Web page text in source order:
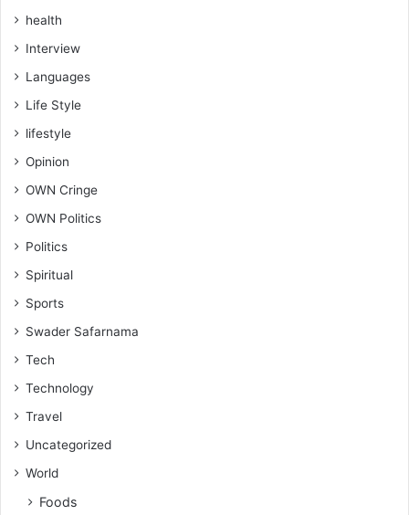
health
Interview
Languages
Life Style
lifestyle
Opinion
OWN Cringe
OWN Politics
Politics
Spiritual
Sports
Swader Safarnama
Tech
Technology
Travel
Uncategorized
World
Foods